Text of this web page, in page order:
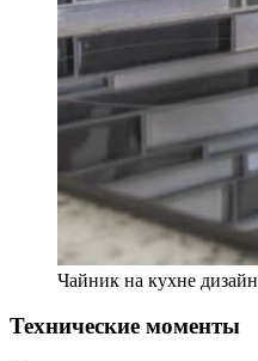
Чайник на кухне дизайн
Технические моменты